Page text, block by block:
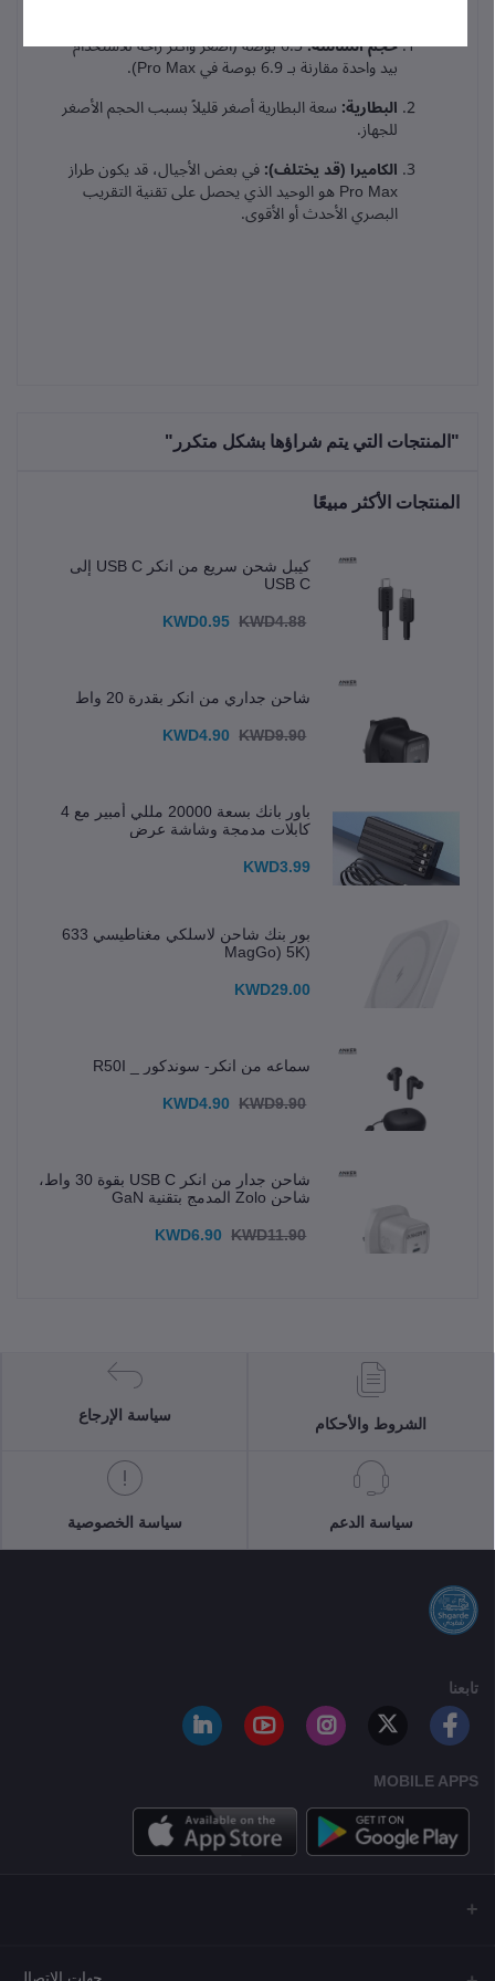
حجم الشاشة: 6.3 بوصة (أصغر وأكثر راحة للاستخدام
بيد واحدة مقارنة بـ 6.9 بوصة في Pro Max).
البطارية: سعة البطارية أصغر قليلاً بسبب الحجم الأصغر
للجهاز.
الكاميرا (قد يختلف): في بعض الأجيال، قد يكون طراز
Pro Max هو الوحيد الذي يحصل على تقنية التقريب
البصري الأحدث أو الأقوى.
"المنتجات التي يتم شراؤها بشكل متكرر"
المنتجات الأكثر مبيعًا
كيبل شحن سريع من انكر USB C إلى
USB C
KWD0.95 KWD4.88
شاحن جداري من انكر بقدرة 20 واط
KWD4.90 KWD9.90
باور بانك بسعة 20000 مللي أمبير مع 4
كابلات مدمجة وشاشة عرض
KWD3.99
بور بنك شاحن لاسلكي مغناطيسي 633
(MagGo) 5K
KWD29.00
سماعه من انكر- سوندكور _ R50I
KWD4.90 KWD9.90
شاحن جدار من انكر USB C بقوة 30 واط،
شاحن Zolo المدمج بتقنية GaN
KWD6.90 KWD11.90
الشروط والأحكام
سياسة الإرجاع
سياسة الدعم سياسة الخصوصية
تابعنا
MOBILE APPS